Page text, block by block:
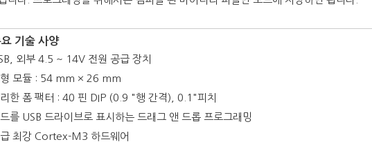
기술 사양
외부 4.5 ~ 14V 전원 공급 장치
형 모듈 : 54 mm × 26 mm
한 폼 팩터 : 40 핀 DIP (0.9 "행 간격), 0.1"피치
를 USB 드라이브로 표시하는 드래그 앤 드롭 프로그래밍
최강 Cortex-M3 하드웨어